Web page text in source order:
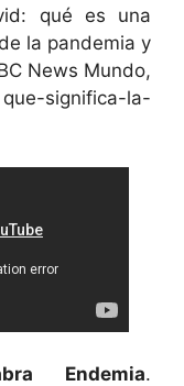
qué es una
la pandemia y
News Mundo,
significa-la-
Endemia.